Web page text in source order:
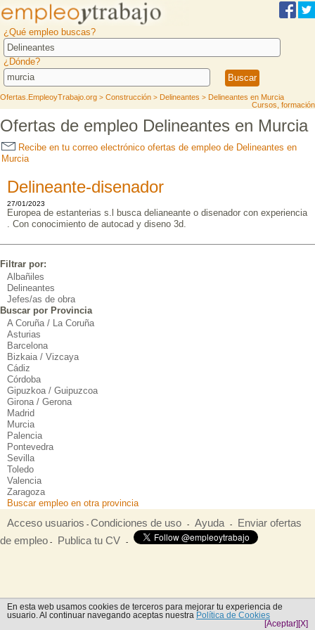
¿Qué empleo buscas?
¿Dónde?
Ofertas.EmpleoyTrabajo.org > Construcción > Delineantes > Delineantes en Murcia
Cursos, formación
Ofertas de empleo Delineantes en Murcia
Recibe en tu correo electrónico ofertas de empleo de Delineantes en
Murcia
Delineante-disenador
27/01/2023
Europea de estanterias s.l busca delianeante o disenador con experiencia
. Con conocimiento de autocad y diseno 3d.
Filtrar por:
Albañiles
Delineantes
Jefes/as de obra
Buscar por Provincia
A Coruña / La Coruña
Asturias
Barcelona
Bizkaia / Vizcaya
Cádiz
Córdoba
Gipuzkoa / Guipuzcoa
Girona / Gerona
Madrid
Murcia
Palencia
Pontevedra
Sevilla
Toledo
Valencia
Zaragoza
Buscar empleo en otra provincia
Acceso usuarios - Condiciones de uso - Ayuda -
Enviar ofertas
de empleo - Publica tu CV -
En esta web usamos cookies de terceros para mejorar tu experiencia de
usuario. Al continuar navegando aceptas nuestra Política de Cookies
[X]
[Aceptar]